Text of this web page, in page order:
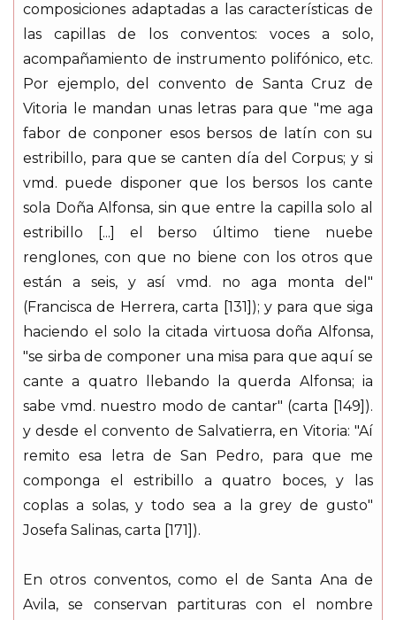
composiciones adaptadas a las características de
las capillas de los conventos: voces a solo,
acompañamiento de instrumento polifónico, etc.
Por ejemplo, del convento de Santa Cruz de
Vitoria le mandan unas letras para que "me aga
fabor de conponer esos bersos de latín con su
estribillo, para que se canten día del Corpus; y si
vmd. puede disponer que los bersos los cante
sola Doña Alfonsa, sin que entre la capilla solo al
estribillo [...] el berso último tiene nuebe
renglones, con que no biene con los otros que
están a seis, y así vmd. no aga monta del"
(Francisca de Herrera, carta [131]); y para que siga
haciendo el solo la citada virtuosa doña Alfonsa,
"se sirba de componer una misa para que aquí se
cante a quatro llebando la querda Alfonsa; ia
sabe vmd. nuestro modo de cantar" (carta [149]).
y desde el convento de Salvatierra, en Vitoria: "Aí
remito esa letra de San Pedro, para que me
componga el estribillo a quatro boces, y las
coplas a solas, y todo sea a la grey de gusto"
Josefa Salinas, carta [171]).
En otros conventos, como el de Santa Ana de
Avila, se conservan partituras con el nombre